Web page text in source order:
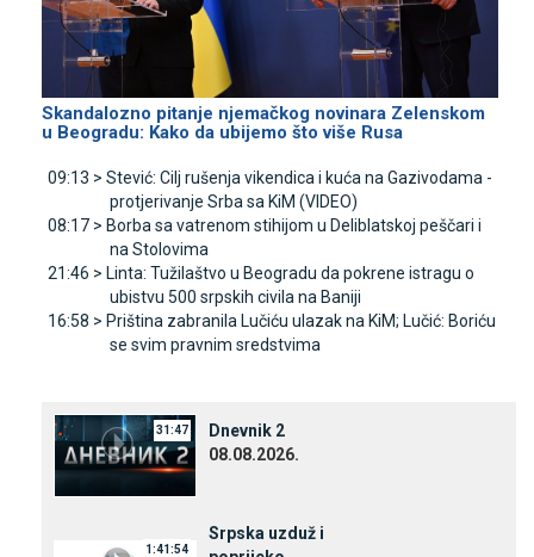
Skandalozno pitanje njemačkog novinara Zelenskom
u Beogradu: Kako da ubijemo što više Rusa
09:13 > Stević: Cilj rušenja vikendica i kuća na Gazivodama -
protjerivanje Srba sa KiM (VIDEO)
08:17 > Borba sa vatrenom stihijom u Deliblatskoj peščari i
na Stolovima
21:46 > Linta: Tužilaštvo u Beogradu da pokrene istragu o
ubistvu 500 srpskih civila na Baniji
16:58 > Priština zabranila Lučiću ulazak na KiM; Lučić: Boriću
se svim pravnim sredstvima
31:47
Dnevnik 2
08.08.2026.
1:41:54
Srpska uzduž i